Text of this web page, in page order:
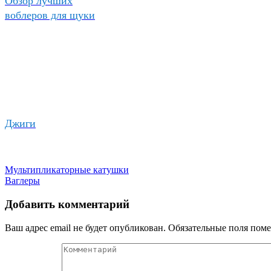
воблеров для щуки
Джиги
Мультипликаторные катушки
Ваглеры
Добавить комментарий
Ваш адрес email не будет опубликован. Обязательные поля